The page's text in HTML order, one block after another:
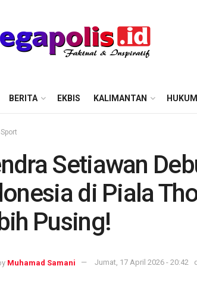
BERITA EKBIS KALIMANTAN
Sport
Setiawan
di Piala
Pusing!
Muhamad Samani Jumat, 17 April 2026 - 20:42